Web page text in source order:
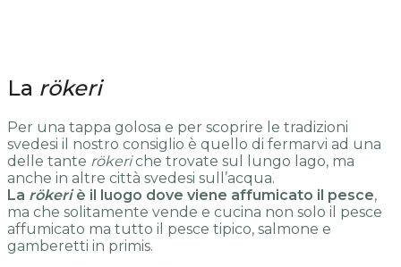
La rökeri
Per una tappa golosa e per scoprire le tradizioni
svedesi il nostro consiglio è quello di fermarvi ad una
delle tante rökeriche trovate sul lungo lago, ma
anche in altre città svedesi sull’acqua.
La rökeriè il luogo dove viene affumicato il pesce,
ma che solitamente vende e cucina non solo il pesce
affumicato ma tutto il pesce tipico, salmone e
gamberetti in primis.